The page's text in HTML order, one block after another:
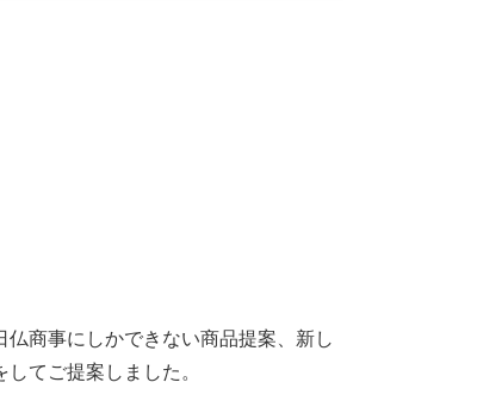
商事にしかできない商品提案、新し
てご提案しました。